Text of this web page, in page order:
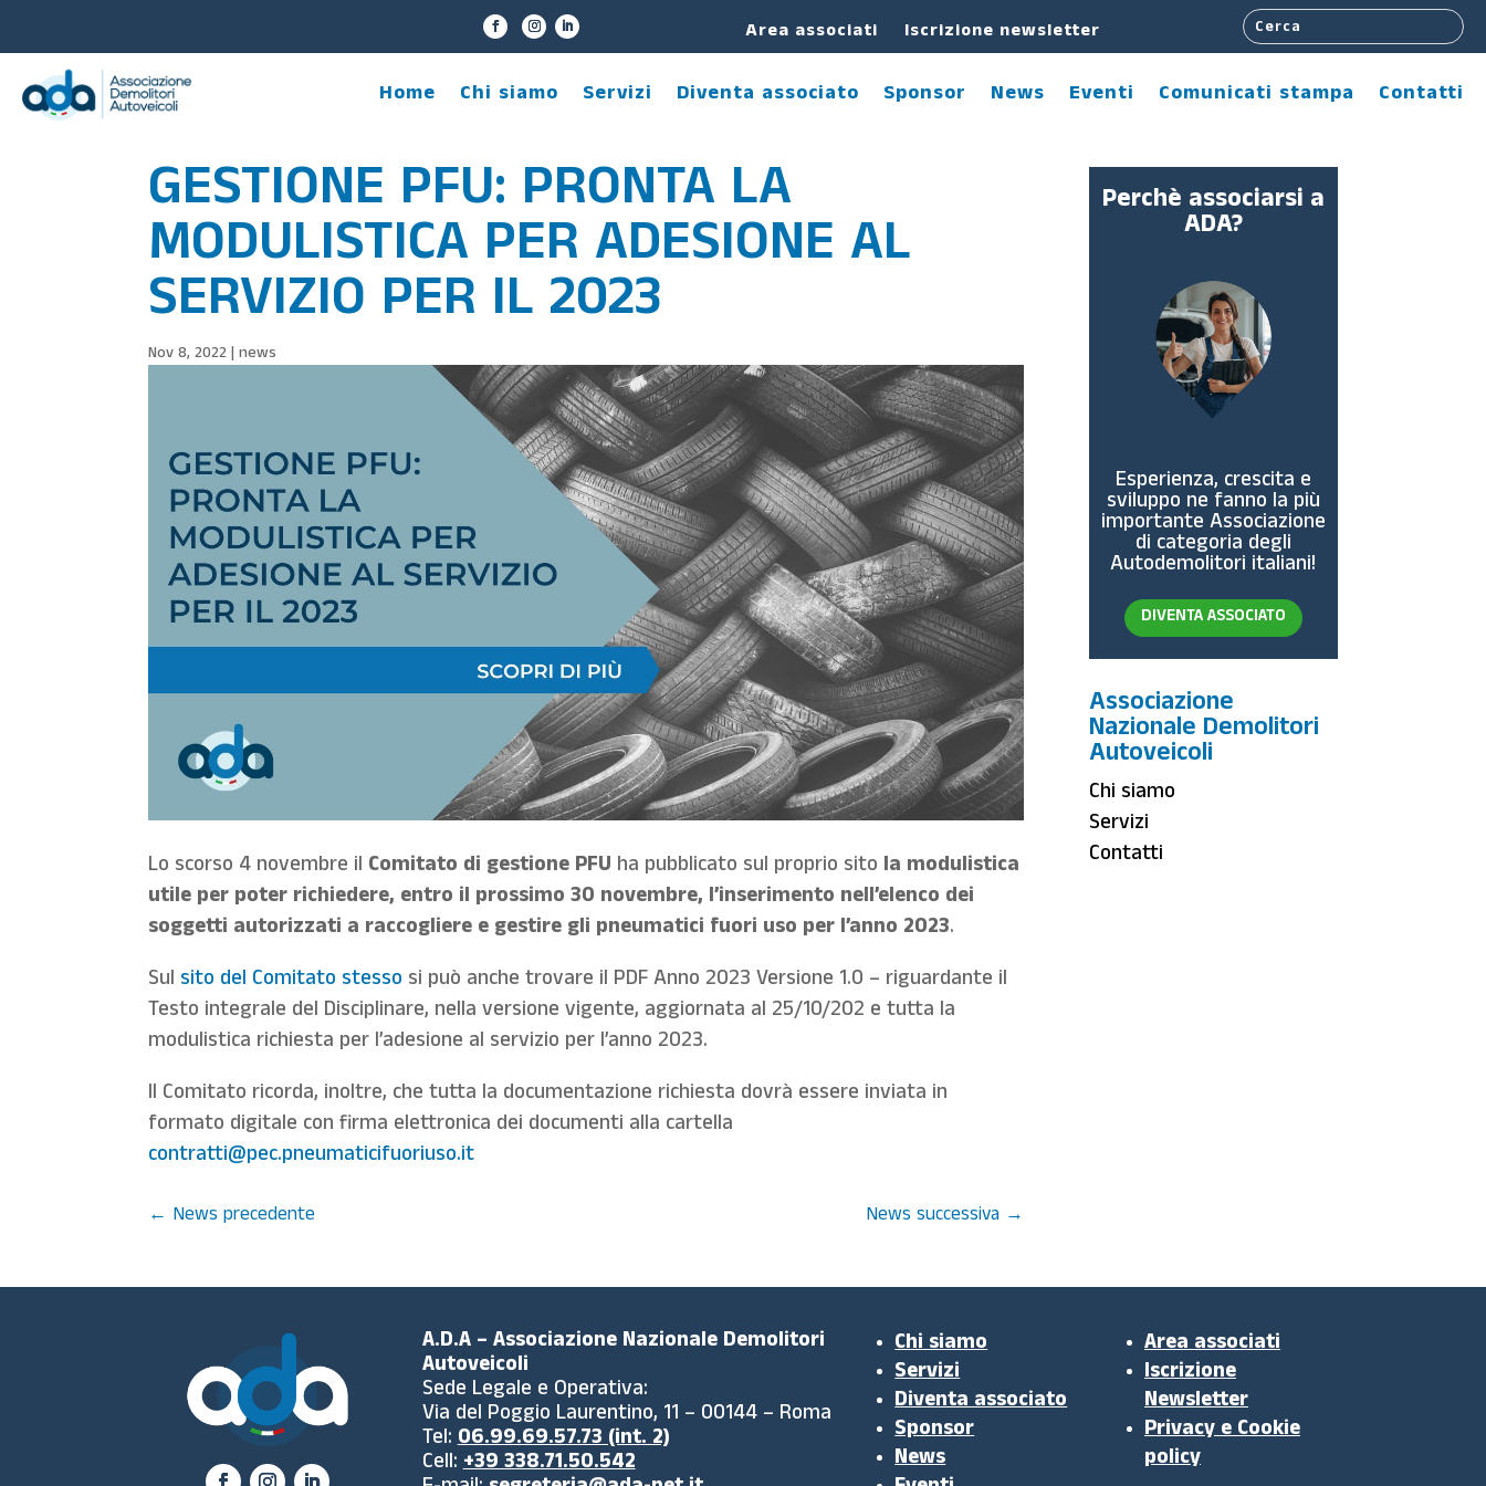
Area associati Iscrizione newsletter
Home Chi siamo Servizi Diventa associato Sponsor News Eventi Comunicati stampa Contatti
GESTIONE PFU: PRONTA LA
MODULISTICA PER ADESIONE AL
SERVIZIO PER IL 2023
Nov 8, 2022 |news
Lo scorso 4 novembre il Comitato di gestione PFU ha pubblicato sul proprio sito la modulistica
utile per poter richiedere, entro il prossimo 30 novembre, l’inserimento nell’elenco dei
soggetti autorizzati a raccogliere e gestire gli pneumatici fuori uso per l’anno 2023.
Sul sito del Comitato stesso si può anche trovare il PDF Anno 2023 Versione 1.0 – riguardante il
Testo integrale del Disciplinare, nella versione vigente, aggiornata al 25/10/202 e tutta la
modulistica richiesta per l’adesione al servizio per l’anno 2023.
Il Comitato ricorda, inoltre, che tutta la documentazione richiesta dovrà essere inviata in
formato digitale con firma elettronica dei documenti alla cartella
contratti@pec.pneumaticifuoriuso.it
← News precedente News successiva →
Perchè associarsi a
ADA?
Esperienza, crescita e
sviluppo ne fanno la più
importante Associazione
di categoria degli
Autodemolitori italiani!
DIVENTA ASSOCIATO
Associazione
Nazionale Demolitori
Autoveicoli
Chi siamo
Servizi
Contatti
A.D.A – Associazione Nazionale Demolitori
Autoveicoli
Sede Legale e Operativa:
Via del Poggio Laurentino, 11 – 00144 – Roma
Tel:06.99.69.57.73 (int. 2)
Cell:+39 338.71.50.542
Chi siamo
Servizi
Diventa associato
Sponsor
News
Area associati
Iscrizione
Newsletter
Privacy e Cookie
policy